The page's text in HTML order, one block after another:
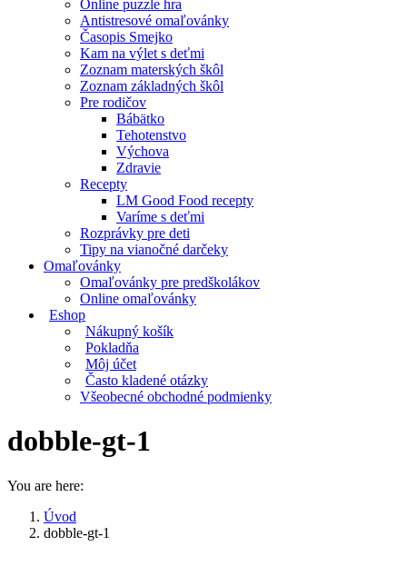
Online puzzle hra
Antistresové omaľovánky
Časopis Smejko
Kam na výlet s deťmi
Zoznam materských škôl
Zoznam základných škôl
Pre rodičov
Bábätko
Tehotenstvo
Výchova
Zdravie
Recepty
LM Good Food recepty
Varíme s deťmi
Rozprávky pre deti
Tipy na vianočné darčeky
Omaľovánky
Omaľovánky pre predškolákov
Online omaľovánky
Eshop
Nákupný košík
Pokladňa
Môj účet
Často kladené otázky
Všeobecné obchodné podmienky
dobble-gt-1
You are here:
Úvod
dobble-gt-1